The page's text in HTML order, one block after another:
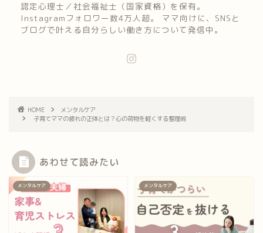
認定心理士／社会福祉士（国家資格）を保有。
Instagramフォロワー数4万人超。 ママ向けに、SNSと
ブログで叶える自分らしい働き方について発信中。
HOME
メンタルケア
子育てママの疲れの正体とは？心の荷物を軽くする整理術
あわせて読みたい
メンタルケア メンタルケア